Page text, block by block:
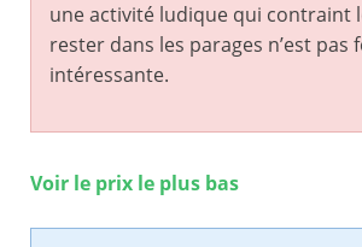
une activité ludique qui contraint
rester dans les parages n’est pas
intéressante.
Voir le prix le plus bas